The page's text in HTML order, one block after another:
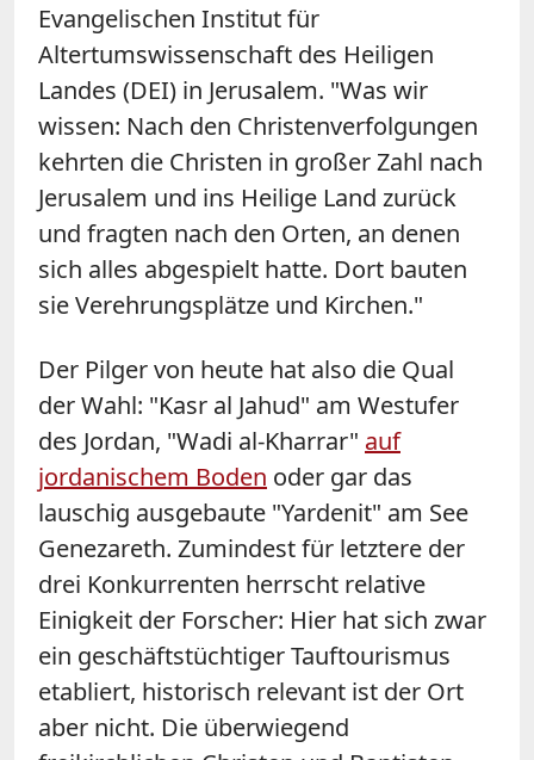
Evangelischen Institut für
Altertumswissenschaft des Heiligen
Landes (DEI) in Jerusalem. "Was wir
wissen: Nach den Christenverfolgungen
kehrten die Christen in großer Zahl nach
Jerusalem und ins Heilige Land zurück
und fragten nach den Orten, an denen
sich alles abgespielt hatte. Dort bauten
sie Verehrungsplätze und Kirchen."
Der Pilger von heute hat also die Qual
der Wahl: "Kasr al Jahud" am Westufer
des Jordan, "Wadi al-Kharrar" auf
jordanischem Boden oder gar das
lauschig ausgebaute "Yardenit" am See
Genezareth. Zumindest für letztere der
drei Konkurrenten herrscht relative
Einigkeit der Forscher: Hier hat sich zwar
ein geschäftstüchtiger Tauftourismus
etabliert, historisch relevant ist der Ort
aber nicht. Die überwiegend